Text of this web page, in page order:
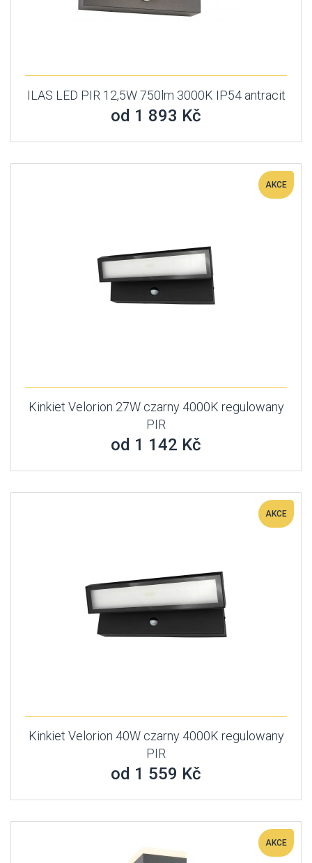
ILAS LED PIR 12,5W 750lm 3000K IP54 antracit
od 1 893 Kč
AKCE
Kinkiet Velorion 27W czarny 4000K regulowany
PIR
od 1 142 Kč
AKCE
Kinkiet Velorion 40W czarny 4000K regulowany
PIR
od 1 559 Kč
AKCE